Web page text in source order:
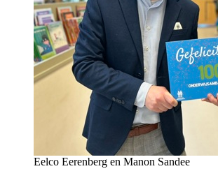
Eelco Eerenberg en Manon Sandee